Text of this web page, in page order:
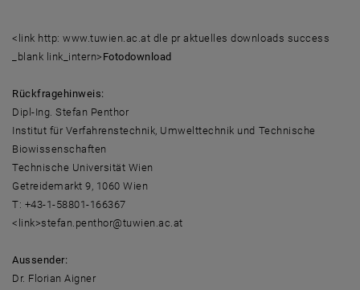
<link http: www.tuwien.ac.at dle pr aktuelles downloads success
_blank link_intern> Fotodownload
Rückfragehinweis:
Dipl-Ing. Stefan Penthor
Institut für Verfahrenstechnik, Umwelttechnik und Technische
Biowissenschaften
Technische Universität Wien
Getreidemarkt 9, 1060 Wien
T: +43-1-58801-166367
<link>stefan.penthor@tuwien.ac.at
Aussender:
Dr. Florian Aigner